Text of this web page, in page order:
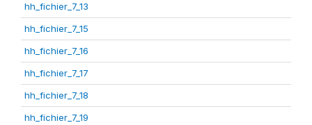
hh_fichier_7_13
hh_fichier_7_15
hh_fichier_7_16
hh_fichier_7_17
hh_fichier_7_18
hh_fichier_7_19